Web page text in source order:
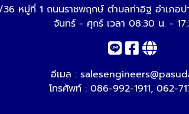
36 หมู่ที่ 1 ถนนราชพฤกษ์ ตำบลท่าอิฐ อำเภอป
จันทร์ - ศุกร์ เวลา 08:30 น. -
อีเมล :
โทรศัพท์ : 086-992-1911, 062-